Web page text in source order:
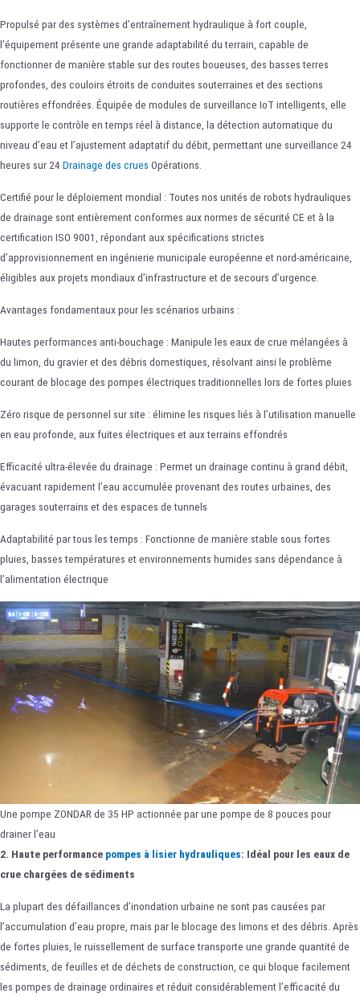
Propulsé par des systèmes d’entraînement hydraulique à fort couple,
l’équipement présente une grande adaptabilité du terrain, capable de
fonctionner de manière stable sur des routes boueuses, des basses terres
profondes, des couloirs étroits de conduites souterraines et des sections
routières effondrées. Équipée de modules de surveillance IoT intelligents, elle
supporte le contrôle en temps réel à distance, la détection automatique du
niveau d’eau et l’ajustement adaptatif du débit, permettant une surveillance 24
heures sur 24 Drainage des crues Opérations.
Certifié pour le déploiement mondial : Toutes nos unités de robots hydrauliques
de drainage sont entièrement conformes aux normes de sécurité CE et à la
certification ISO 9001, répondant aux spécifications strictes
d’approvisionnement en ingénierie municipale européenne et nord-américaine,
éligibles aux projets mondiaux d’infrastructure et de secours d’urgence.
Avantages fondamentaux pour les scénarios urbains :
Hautes performances anti-bouchage : Manipule les eaux de crue mélangées à
du limon, du gravier et des débris domestiques, résolvant ainsi le problème
courant de blocage des pompes électriques traditionnelles lors de fortes pluies
Zéro risque de personnel sur site : élimine les risques liés à l’utilisation manuelle
en eau profonde, aux fuites électriques et aux terrains effondrés
Efficacité ultra-élevée du drainage : Permet un drainage continu à grand débit,
évacuant rapidement l’eau accumulée provenant des routes urbaines, des
garages souterrains et des espaces de tunnels
Adaptabilité par tous les temps : Fonctionne de manière stable sous fortes
pluies, basses températures et environnements humides sans dépendance à
l’alimentation électrique
Une pompe ZONDAR de 35 HP actionnée par une pompe de 8 pouces pour
drainer l’eau
2. Haute performance pompes à lisier hydrauliques: Idéal pour les eaux de
crue chargées de sédiments
La plupart des défaillances d’inondation urbaine ne sont pas causées par
l’accumulation d’eau propre, mais par le blocage des limons et des débris. Après
de fortes pluies, le ruissellement de surface transporte une grande quantité de
sédiments, de feuilles et de déchets de construction, ce qui bloque facilement
les pompes de drainage ordinaires et réduit considérablement l’efficacité du